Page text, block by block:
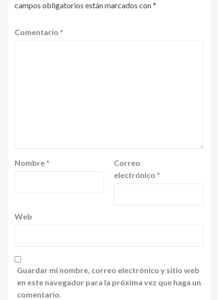
campos obligatorios están marcados con*
Comentario *
Nombre *
Correo
electrónico *
Web
Guardar mi nombre, correo electrónico y sitio web
en este navegador para la próxima vez que haga un
comentario.